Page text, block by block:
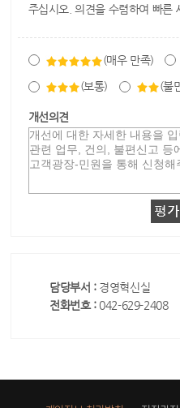
주십시오. 의견을 수렴하여 빠른
(매우 만족)
(보통) (불
개선의견
담당부서 : 경영혁신실
전화번호 : 042-629-2408